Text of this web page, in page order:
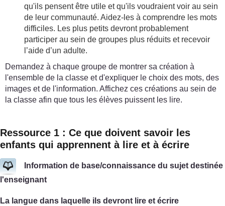
qu'ils pensent être utile et qu'ils voudraient voir au sein
de leur communauté. Aidez-les à comprendre les mots
difficiles. Les plus petits devront probablement
participer au sein de groupes plus réduits et recevoir
l’aide d’un adulte.
Demandez à chaque groupe de montrer sa création à
l'ensemble de la classe et d'expliquer le choix des mots, des
images et de l'information. Affichez ces créations au sein de
la classe afin que tous les élèves puissent les lire.
Ressource 1 : Ce que doivent savoir les
enfants qui apprennent à lire et à écrire
Information de base/connaissance du sujet destinée
l'enseignant
La langue dans laquelle ils devront lire et écrire